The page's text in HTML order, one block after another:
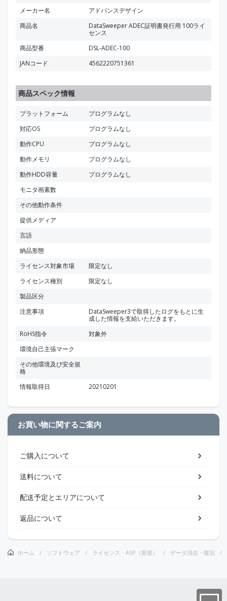
メーカー名
アドバンスデザイン
商品名
DataSweeper ADEC証明書発行用 100ライ
センス
商品型番
DSL-ADEC-100
JANコード
4562220751361
商品スペック情報
プラットフォーム
プログラムなし
対応OS
プログラムなし
動作CPU
プログラムなし
動作メモリ
プログラムなし
動作HDD容量
プログラムなし
モニタ画素数
その他動作条件
提供メディア
言語
納品形態
ライセンス対象市場
限定なし
ライセンス種別
限定なし
製品区分
注意事項
DataSweeper3で取得したログをもとに生
成した情報を支給いただきます。
RoHS指令
対象外
環境自己主張マーク
その他環境及び安全規
格
情報取得日
20210201
お買い物に関するご案内
ご購入について
送料について
配送予定とエリアについて
返品について
ホーム ソフトウェア ライセンス・ASP（新規） データ消去・復旧